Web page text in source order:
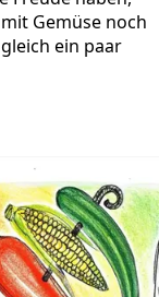
Gemüse noch
ein paar